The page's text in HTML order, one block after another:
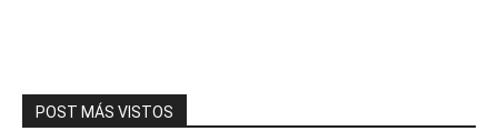
POST MÁS VISTOS